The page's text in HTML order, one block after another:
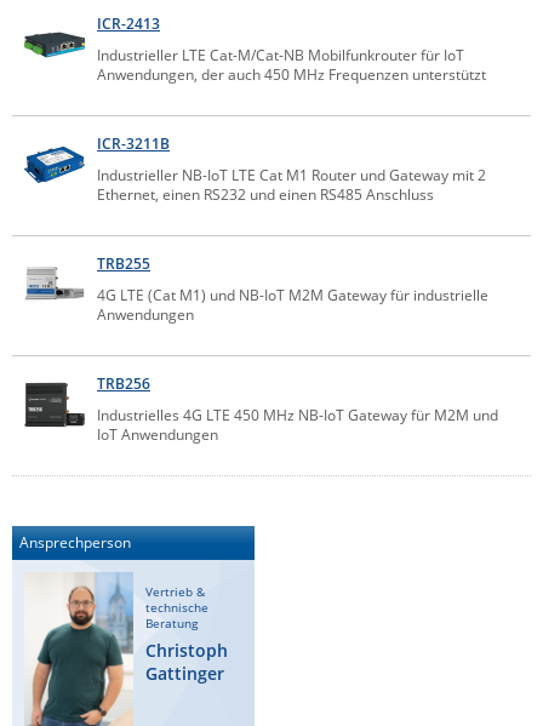
KVM & Audio/Video Signalverteilung
Audio/Video
USV, Energieverteilung & -messung
USV / UPS
Energiemessung
Industrielle Stromversorgung
Energieverteilung
IoT, Umgebungsmonitoring & Sensorik
Datenlogger
Remote I/O
IPC, Industrielle Netzwerktechnik & WLAN
Industrielle Netzwerktechnik / Kommunikation
Industrielle Computer
Wi-Fi - WLAN - Wireless
IT Netzwerktechnik / Kommunikation
Sonstige
Bachmann
Black Box
Bondix
Cambium Networks
Comet System
CompleTech
Contemporary Controls
Eaton
Elsys
Enginko - mcf88
Fokus Technologies
Gude
Guntermann & Drunck
High Sec Labs
HW group
Icron
Bell-Up-to-Date Magazine
Aktueller Newsletter
News
ICR-2413
Industrieller LTE Cat-M/Cat-NB Mobilfunkrouter für IoT
Anwendungen, der auch 450 MHz Frequenzen unterstützt
ICR-3211B
Industrieller NB-IoT LTE Cat M1 Router und Gateway mit 2
Ethernet, einen RS232 und einen RS485 Anschluss
TRB255
4G LTE (Cat M1) und NB-IoT M2M Gateway für industrielle
Anwendungen
TRB256
Industrielles 4G LTE 450 MHz NB-IoT Gateway für M2M und
IoT Anwendungen
Ansprechperson
Vertrieb &
technische
Beratung
Christoph
Gattinger